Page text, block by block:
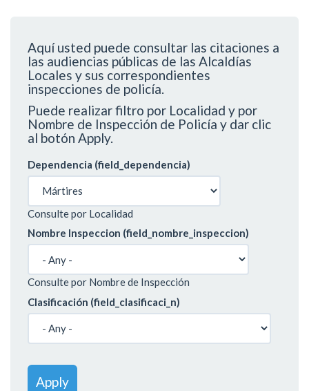
Aquí usted puede consultar las citaciones a
las audiencias públicas de las Alcaldías
Locales y sus correspondientes
inspecciones de policía.
Puede realizar filtro por Localidad y por
Nombre de Inspección de Policía y dar clic
al botón Apply.
Dependencia (field_dependencia)
Consulte por Localidad
Nombre Inspeccion (field_nombre_inspeccion)
Consulte por Nombre de Inspección
Clasificación (field_clasificaci_n)
Apply